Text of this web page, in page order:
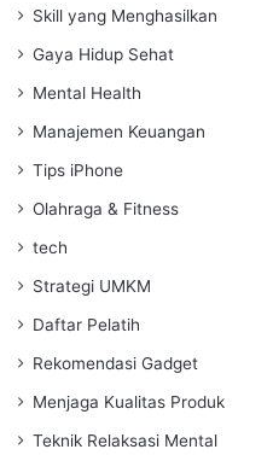
Skill yang Menghasilkan
Gaya Hidup Sehat
Mental Health
Manajemen Keuangan
Tips iPhone
Olahraga & Fitness
tech
Strategi UMKM
Daftar Pelatih
Rekomendasi Gadget
Menjaga Kualitas Produk
Teknik Relaksasi Mental